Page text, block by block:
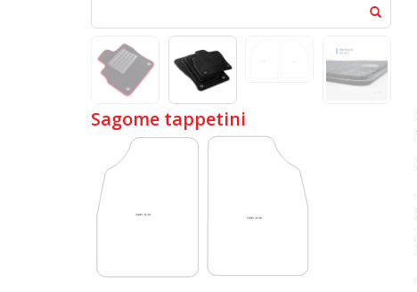
Sagome tappetini